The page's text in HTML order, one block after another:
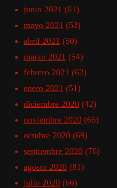
junio 2021 (61)
mayo 2021 (52)
abril 2021 (50)
marzo 2021 (54)
febrero 2021 (62)
enero 2021 (51)
diciembre 2020 (42)
noviembre 2020 (65)
octubre 2020 (69)
septiembre 2020 (76)
agosto 2020 (81)
julio 2020 (66)